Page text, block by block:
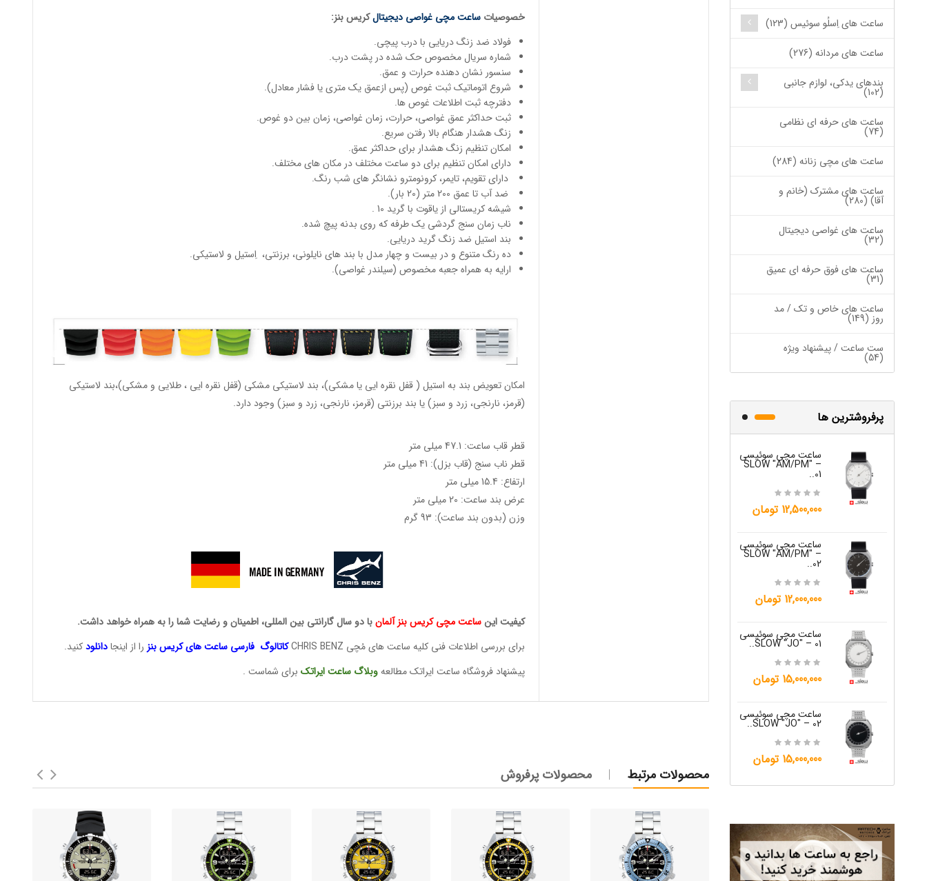
ساعت های اِسلُو سوئیس (123)
ساعت های مردانه (276)
بندهای یدکی، لوازم جانبی
(102)
ساعت های حرفه ای نظامی
(74)
ساعت های مچی زنانه (284)
ساعت های مشترک (خانم و
آقا) (280)
ساعت های غواصی دیجیتال
(32)
ساعت های فوق حرفه ای عمیق
(31)
ساعت های خاص و تک / مد
روز (149)
ست ساعت / پیشنهاد ویژه
(54)
پرفروشترین ها
ساعت مچی سوئیسی
SLOW "AM/PM" –
01..
12,500,000 تومان
ساعت مچی سوئیسی
SLOW "AM/PM" –
02..
12,000,000 تومان
ساعت مچی سوئیسی
SLOW "JO" – 01..
15,000,000 تومان
ساعت مچی سوئیسی
SLOW "JO" – 02..
15,000,000 تومان
SLOW "JO" – 06..
خصوصیات ساعت مچی غواصی دیجیتالکریس بنز:
فولاد ضد زنگ دریایی با درب پیچی.
شماره سریال مخصوص حک شده در پشت درب.
سنسور نشان دهنده حرارت و عمق.
شروع اتوماتیک ثبت غوص (پس ازعمق یک متری یا فشار معادل).
دفترچه ثبت اطلاعات غوص ها.
ثبت حداکثر عمق غواصی، حرارت، زمان غواصی، زمان بین دو غوص.
زنگ هشدار هنگام بالا رفتن سریع.
امکان تنظیم زنگ هشدار برای حداکثر عمق.
دارای امکان تنظیم برای دو ساعت مختلف در مکان های مختلف.
دارای تقویم، تایمر، کرونومترو نشانگر های شب رنگ.
ضد آب تا عمق 200 متر (20 بار).
شیشه کریستالی از یاقوت با گرید 10 .
ناب زمان سنج گردشی یک طرفه که روی بدنه پیچ شده.
بند استیل ضد زنگ گرید دریایی.
ده رنگ متنوع و در بیست و چهار مدل با بند های نایلونی، برزنتی، اِستیل و لاستیکی.
ارایه به همراه جعبه مخصوص (سیلندر غواصی).
امکان تعویض بند به استیل ( قفل نقره ایی یا مشکی)، بند لاستیکی مشکی (قفل نقره ایی ، طلایی و مشکی)،بند لاستیکی
(قرمز، نارنجی، زرد و سبز) یا بند برزنتی (قرمز، نارنجی، زرد و سبز) وجود دارد.
قطر قاب ساعت: 47.1 میلی متر
قطر ناب سنج (قاب بزل): 41 میلی متر
ارتفاع: 15.4 میلی متر
عرض بند ساعت: 20 میلی متر
وزن (بدون بند ساعت): 93 گرم
کیفیت این ساعت مچی کریس بنز آلمانبا دو سال گارانتی بین المللی، اطمینان و رضایت شما را به همراه خواهد داشت.
برای بررسی اطلاعات فنی کلیه ساعت های مُچی CHRIS BENZ
کاتالوگ فارسی ساعت هایکریس بنزرا از اینجا دانلودکنید.
پیشنهاد فروشگاه ساعت ایراتک مطالعه وبلاگ ساعت ایراتکبرای شماست .
محصولات مرتبط محصولات پرفروش